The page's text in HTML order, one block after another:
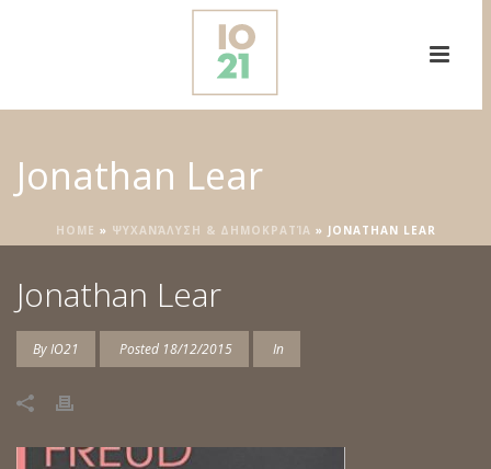
Jonathan Lear
HOME » ΨΥΧΑΝΆΛΥΣΗ & ΔΗΜΟΚΡΑΤΊΑ » JONATHAN LEAR
Jonathan Lear
ByIO21 Posted 18/12/2015 In